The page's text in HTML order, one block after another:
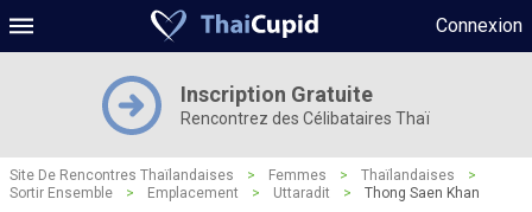
Connexion
Inscription Gratuite
Rencontrez des Célibataires Thaï
Site De Rencontres Thaïlandaises > Femmes > Thaïlandaises
>
Sortir Ensemble
> Emplacement > Uttaradit > Thong Saen Khan